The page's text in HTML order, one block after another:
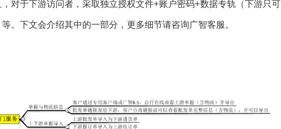
对于下游访问者，采取独立授权文件+账户密码+数据专轨（下游只可
。下文会介绍其中的一部分，更多细节请咨询广智客服。